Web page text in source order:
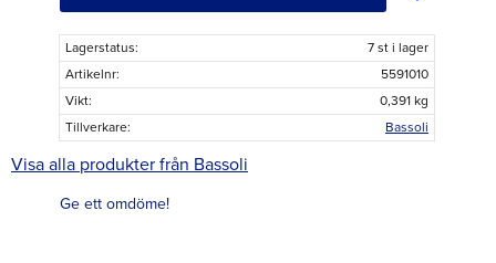
Lagerstatus
7 st i lager
Artikelnr
5591010
Vikt
0,391 kg
Tillverkare
Bassoli
Visa alla produkter från Bassoli
Ge ett omdöme!